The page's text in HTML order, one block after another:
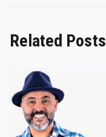
Related Posts